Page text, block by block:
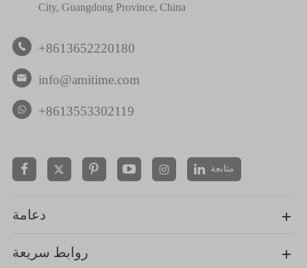
City, Guangdong Province, China
 +8613652220180
 info@amitime.com
+8613553302119
  متابعة
دعامة
روابط سريعة